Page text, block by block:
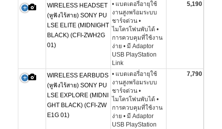
WIRELESS HEADSET
(หูฟังไร้สาย) SONY PU
LSE ELITE (MIDNIGHT
BLACK) (CFI-ZWH2G
01)
• แบตเตอรี่อายุใช้
งานสูงพร้อมระบบ
ชาร์จด่วน •
ไมโครโฟนพับได้ •
การควบคุมที่ใช้งาน
ง่าย • มี Adaptor
USB PlayStation
Link
5,190
WIRELESS EARBUDS
(หูฟังไร้สาย) SONY PU
LSE EXPLORE (MIDNI
GHT BLACK) (CFI-ZW
E1G 01)
• แบตเตอรี่อายุใช้
งานสูงพร้อมระบบ
ชาร์จด่วน •
ไมโครโฟนพับได้ •
การควบคุมที่ใช้งาน
ง่าย • มี Adaptor
USB PlayStation
7,790